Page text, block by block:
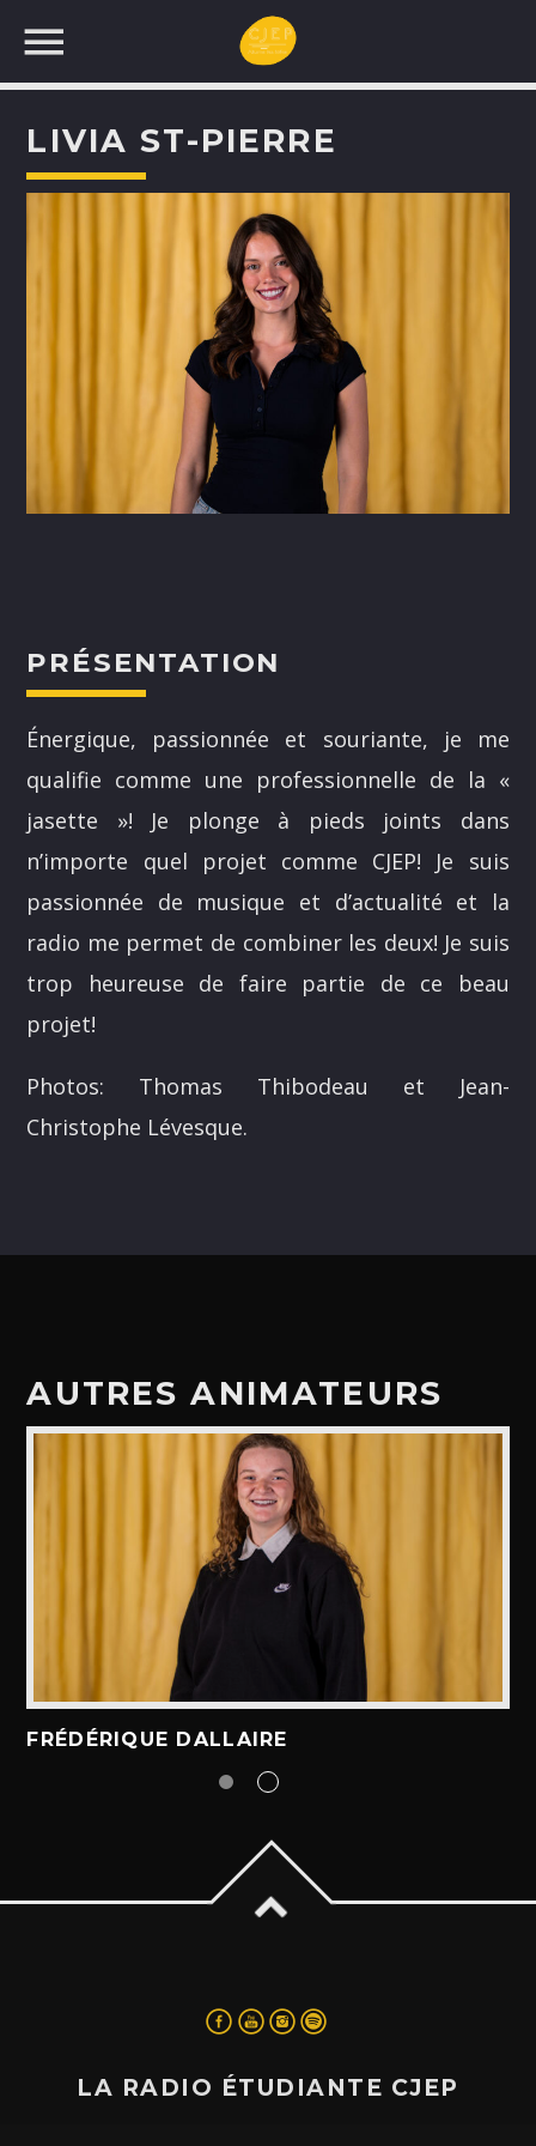
RECHERCHEZ:
UNE NOUVELLE
PROGRAMMATION!
NOS ANIMATEURS
JUSTIN SAVOIE
SANDRINE LABELLE
DOMINICK BOUCHARD
ASHLEY COURNOYER NADEAU
H25
ALEX BOUCHARD
H25
LIVIA ST-PIERRE
PRÉSENTATION
Énergique, passionnée et souriante, je me
qualifie comme une professionnelle de la «
jasette »! Je plonge à pieds joints dans
n’importe quel projet comme CJEP! Je suis
passionnée de musique et d’actualité et la
radio me permet de combiner les deux! Je suis
trop heureuse de faire partie de ce beau
projet!
Photos: Thomas Thibodeau et Jean-
Christophe Lévesque.
AUTRES ANIMATEURS
FRÉDÉRIQUE DALLAIRE
LA RADIO ÉTUDIANTE CJEP